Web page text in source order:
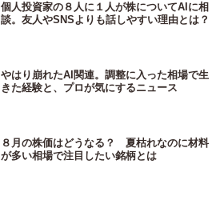
個人投資家の８人に１人が株についてAIに相
談。友人やSNSよりも話しやすい理由とは？
やはり崩れたAI関連。調整に入った相場で生
きた経験と、プロが気にするニュース
８月の株価はどうなる？ 夏枯れなのに材料
が多い相場で注目したい銘柄とは